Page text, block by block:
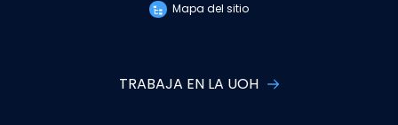
Mapa del sitio
TRABAJA EN LA UOH